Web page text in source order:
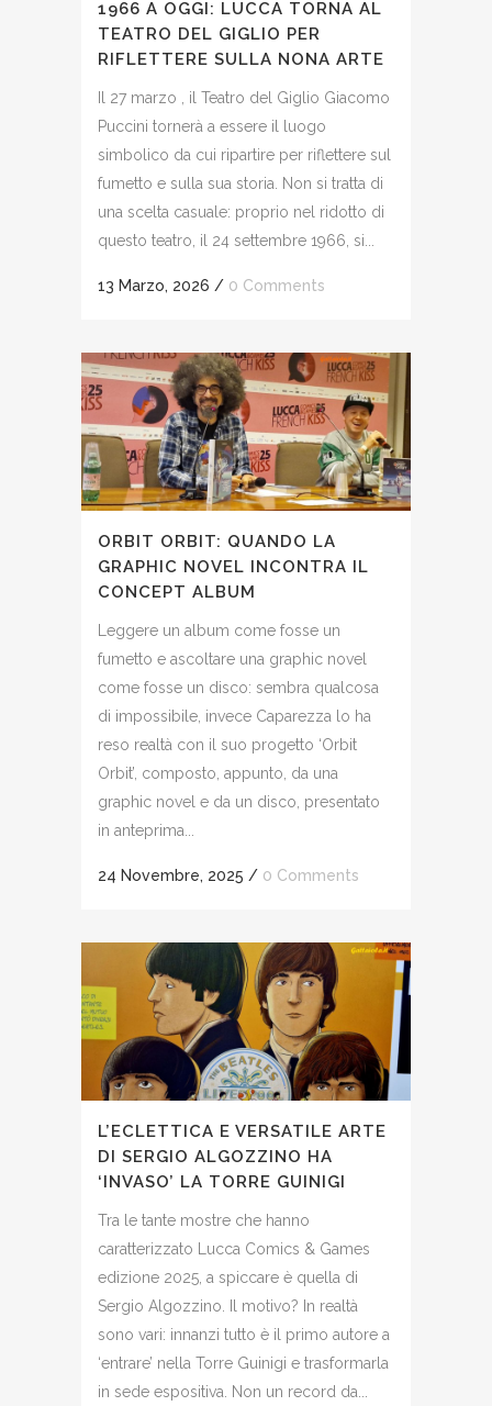
1966 A OGGI: LUCCA TORNA AL
TEATRO DEL GIGLIO PER
RIFLETTERE SULLA NONA ARTE
Il 27 marzo , il Teatro del Giglio Giacomo
Puccini tornerà a essere il luogo
simbolico da cui ripartire per riflettere sul
fumetto e sulla sua storia. Non si tratta di
una scelta casuale: proprio nel ridotto di
questo teatro, il 24 settembre 1966, si...
13 Marzo, 2026 / 0 Comments
ORBIT ORBIT: QUANDO LA
GRAPHIC NOVEL INCONTRA IL
CONCEPT ALBUM
Leggere un album come fosse un
fumetto e ascoltare una graphic novel
come fosse un disco: sembra qualcosa
di impossibile, invece Caparezza lo ha
reso realtà con il suo progetto ‘Orbit
Orbit’, composto, appunto, da una
graphic novel e da un disco, presentato
in anteprima...
24 Novembre, 2025 / 0 Comments
L’ECLETTICA E VERSATILE ARTE
DI SERGIO ALGOZZINO HA
‘INVASO’ LA TORRE GUINIGI
Tra le tante mostre che hanno
caratterizzato Lucca Comics & Games
edizione 2025, a spiccare è quella di
Sergio Algozzino. Il motivo? In realtà
sono vari: innanzi tutto è il primo autore a
‘entrare’ nella Torre Guinigi e trasformarla
in sede espositiva. Non un record da...